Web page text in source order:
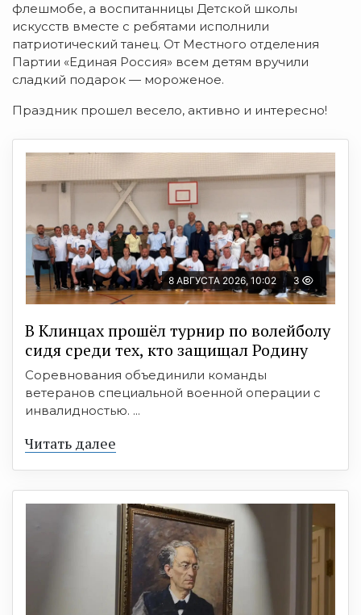
флешмобе, а воспитанницы Детской школы
искусств вместе с ребятами исполнили
патриотический танец. От Местного отделения
Партии «Единая Россия» всем детям вручили
сладкий подарок — мороженое.
Праздник прошел весело, активно и интересно!
8 АВГУСТА 2026, 10:02 3
В Клинцах прошёл турнир по волейболу
сидя среди тех, кто защищал Родину
Соревнования объединили команды
ветеранов специальной военной операции с
инвалидностью. ...
Читать далее